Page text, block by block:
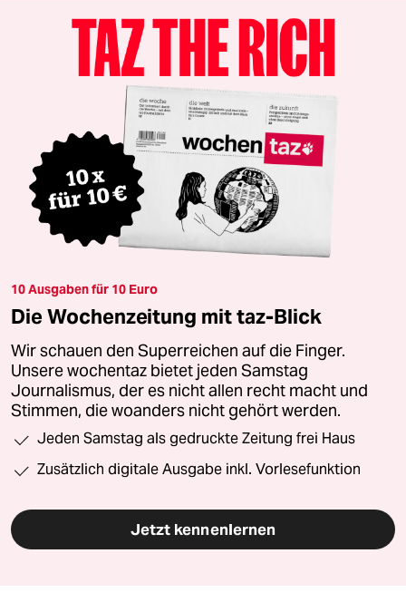
10 Ausgaben für 10 Euro
Die Wochenzeitung mit taz-Blick
Wir schauen den Superreichen auf die Finger.
Unsere wochentaz bietet jeden Samstag
Journalismus, der es nicht allen recht macht und
Stimmen, die woanders nicht gehört werden.
Jeden Samstag als gedruckte Zeitung frei Haus
Zusätzlich digitale Ausgabe inkl. Vorlesefunktion
Jetzt kennenlernen